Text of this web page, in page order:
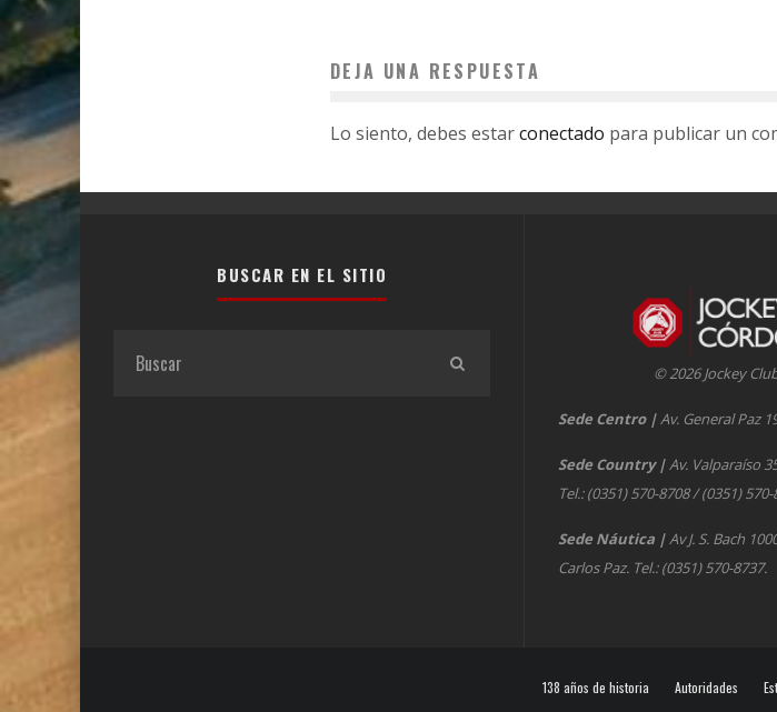
DEJA UNA RESPUESTA
Lo siento, debes estarconectado para publicar un
BUSCAR EN EL SITIO
© 2026 Jockey
Sede Centro |Av. General Paz
Sede Country |Av. Valparaíso
Tel.: (0351) 570-8708 / (0351) 570-
Sede Náutica |Av J. S. Bach
Carlos Paz. Tel.: (0351) 570-8737.
138 años de historia Autoridades